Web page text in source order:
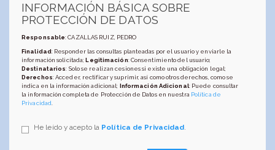
INFORMACIÓN BÁSICA SOBRE
PROTECCIÓN DE DATOS
Responsable: CAZALLAS RUIZ, PEDRO
Finalidad: Responder las consultas planteadas por el usuario y enviarle la
información solicitada;Legitimación: Consentimiento del usuario;
Destinatarios: Solo se realizan cesiones si existe una obligación legal;
Derechos: Acceder, rectificar y suprimir, así como otros derechos, como se
indica en la información adicional; Información Adicional: Puede consultar
la información completa de Protección de Datos en nuestra Política de
Privacidad
He leído y acepto la Política de Privacidad.